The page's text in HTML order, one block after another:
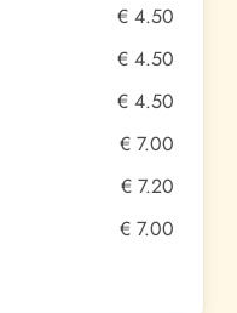
€ 4.50
€ 4.50
€ 4.50
€ 7.00
€ 7.20
€ 7.00